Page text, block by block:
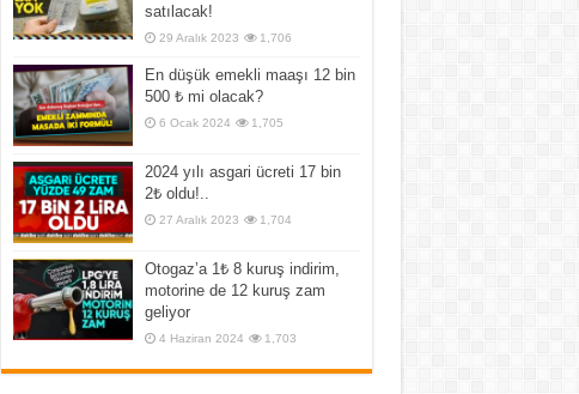
satılacak!
29 Aralık 2023 1,706
En düşük emekli maaşı 12 bin
500 ₺ mi olacak?
6 Ocak 2024 1,705
2024 yılı asgari ücreti 17 bin
2₺ oldu!..
27 Aralık 2023 1,704
Otogaz’a 1₺ 8 kuruş indirim,
motorine de 12 kuruş zam
geliyor
4 Haziran 2024 1,703